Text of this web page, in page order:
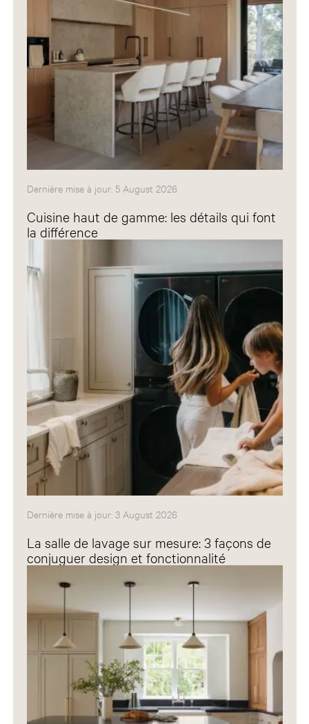
Dernière mise à jour: 5 August 2026
Cuisine haut de gamme: les détails qui font
la différence
Dernière mise à jour: 3 August 2026
La salle de lavage sur mesure: 3 façons de
conjuguer design et fonctionnalité